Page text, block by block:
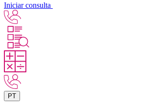
Iniciar consulta
PT